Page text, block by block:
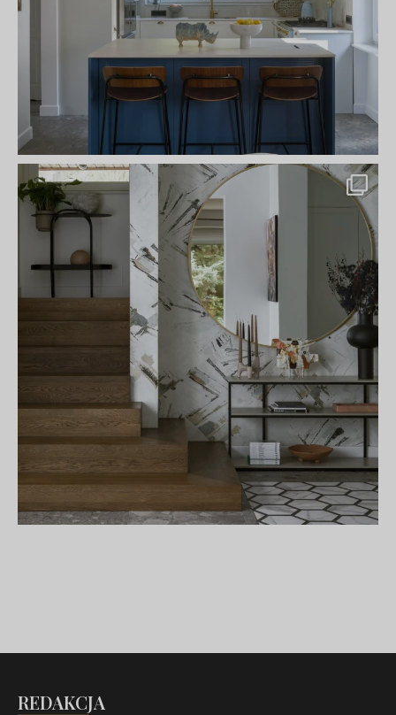
REDAKCJA